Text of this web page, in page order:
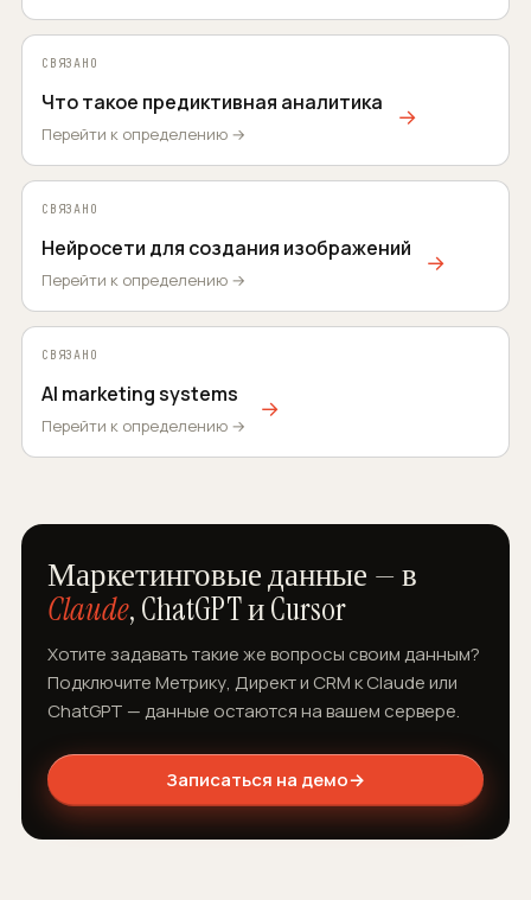
СВЯЗАНО
Что такое предиктивная аналитика
Перейти к определению →
→
СВЯЗАНО
Нейросети для создания изображений
Перейти к определению →
→
СВЯЗАНО
AI marketing systems
Перейти к определению →
→
Маркетинговые данные — в
Claude, ChatGPT и Cursor
Хотите задавать такие же вопросы своим данным?
Подключите Метрику, Директ и CRM к Claude или
ChatGPT — данные остаются на вашем сервере.
Записаться на демо→